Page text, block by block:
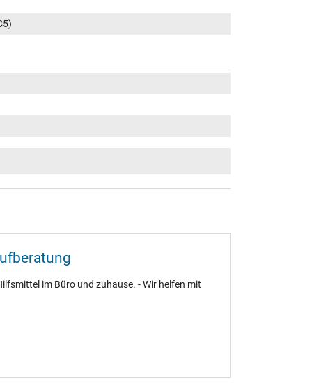
im Büro und zuhause. - Wir helfen mit